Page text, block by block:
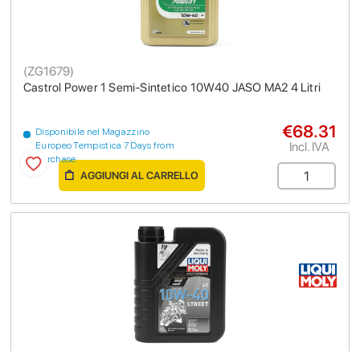
Castrol Power 1 Semi-Sintetico 10W40 JASO MA2 4 Litri
(ZG1679)
Disponibile nel Magazzino
Europeo Tempistica 7 Days from
purchase
€68.31
Incl. IVA
AGGIUNGI AL CARRELLO